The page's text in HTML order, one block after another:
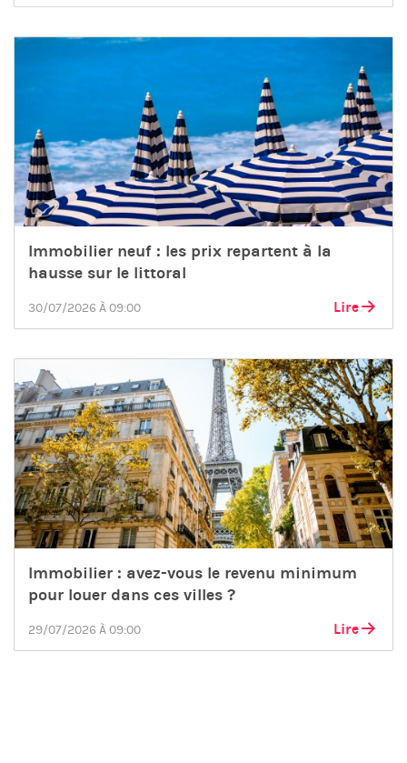
Immobilier neuf : les prix repartent à la
hausse sur le littoral
30/07/2026 À 09:00 Lire
Immobilier : avez-vous le revenu minimum
pour louer dans ces villes ?
29/07/2026 À 09:00 Lire